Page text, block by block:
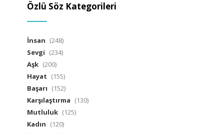
Özlü Söz Kategorileri
İnsan (248)
Sevgi (234)
Aşk (200)
Hayat (155)
Başarı (152)
Karşılaştırma (130)
Mutluluk (125)
Kadın (120)